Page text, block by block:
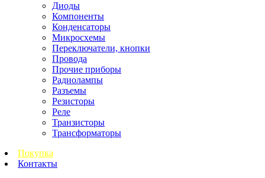
Диоды
Компоненты
Конденсаторы
Микросхемы
Переключатели, кнопки
Провода
Прочие приборы
Радиолампы
Разъемы
Резисторы
Реле
Транзисторы
Трансформаторы
Покупка
Контакты